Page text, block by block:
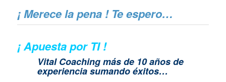
¡ Merece la pena ! Te espero…
¡ Apuesta por TI !
Vital Coaching más de 10 años de
experiencia sumando éxitos…